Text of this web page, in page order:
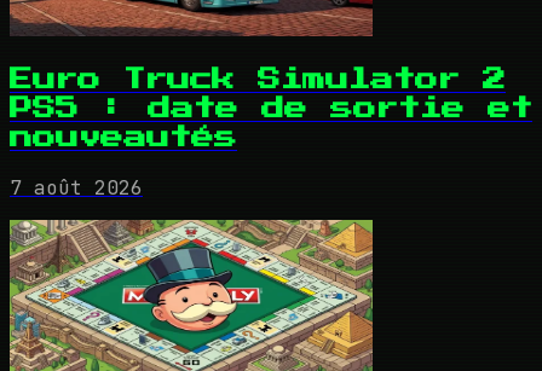
Euro Truck Simulator 2
PS5 : date de sortie et
nouveautés
7 août 2026